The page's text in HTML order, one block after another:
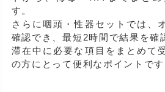
す。
さらに咽頭・性器セットでは、
確認でき、最短2時間で結果を確
滞在中に必要な項目をまとめて
の方にとって便利なポイントです